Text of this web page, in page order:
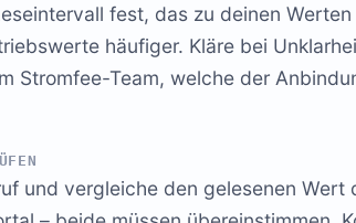
fest, das zu deinen
häufiger. Kläre bei
Stromfee-Team, welche der
und vergleiche den gelesenen Wert